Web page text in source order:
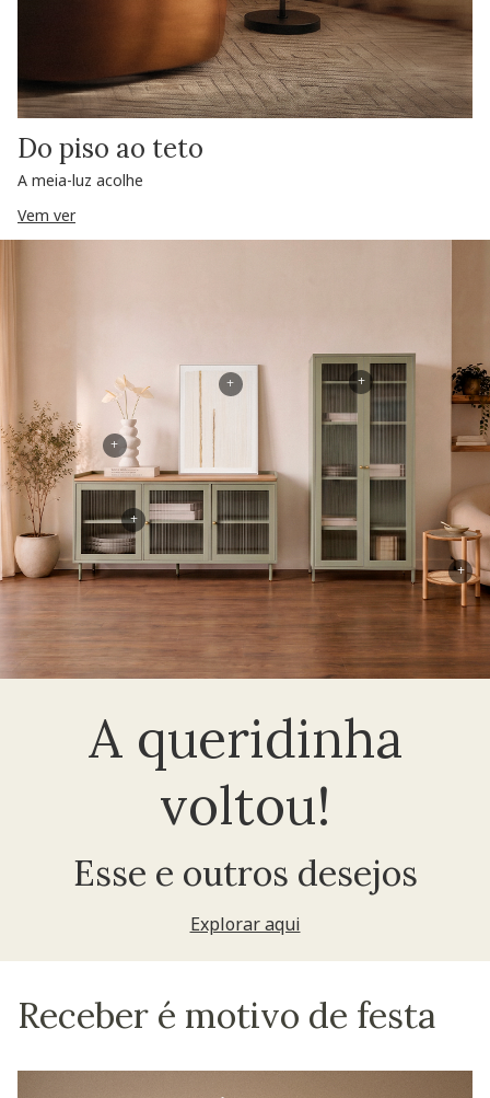
Do piso ao teto
A meia-luz acolhe
Vem ver
A queridinha
voltou!
Esse e outros desejos
Explorar aqui
+
+
+
+
+
Receber é motivo de festa